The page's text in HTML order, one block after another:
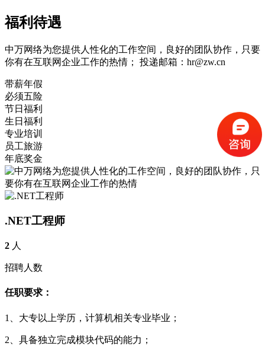
福利待遇
中万网络为您提供人性化的工作空间，良好的团队协作，只要
你有在互联网企业工作的热情； 投递邮箱：hr@zw.cn
带薪年假
必须五险
节日福利
生日福利
专业培训
员工旅游
年底奖金
.NET工程师
2 人
招聘人数
任职要求：
1、大专以上学历，计算机相关专业毕业；
2、具备独立完成模块代码的能力；